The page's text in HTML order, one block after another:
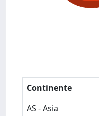
Continente
AS - Asia